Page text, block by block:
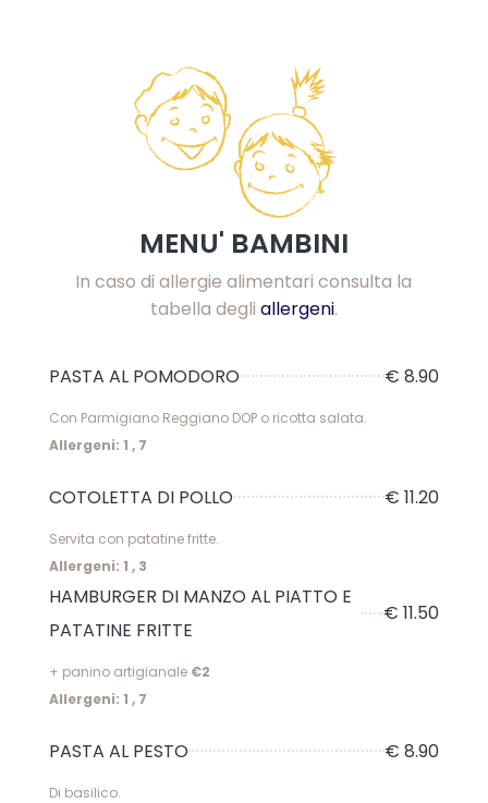
MENU' BAMBINI
In caso di allergie alimentari consulta la
tabella degli allergeni.
PASTA AL POMODORO € 8.90
Con Parmigiano Reggiano DOP o ricotta salata.
Allergeni: 1 , 7
COTOLETTA DI POLLO € 11.20
Servita con patatine fritte.
Allergeni: 1 , 3
HAMBURGER DI MANZO AL PIATTO E
PATATINE FRITTE
€ 11.50
+ panino artigianale €2
Allergeni: 1 , 7
PASTA AL PESTO € 8.90
Di basilico.